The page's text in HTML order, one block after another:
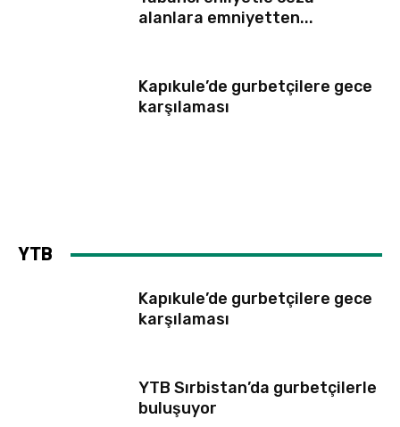
alanlara emniyetten...
Kapıkule’de gurbetçilere gece
karşılaması
YTB
Kapıkule’de gurbetçilere gece
karşılaması
YTB Sırbistan’da gurbetçilerle
buluşuyor